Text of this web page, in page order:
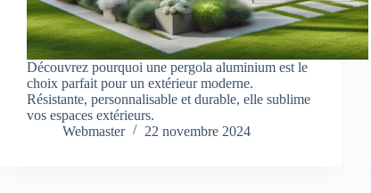
Découvrez pourquoi une pergola aluminium est le
choix parfait pour un extérieur moderne.
Résistante, personnalisable et durable, elle sublime
vos espaces extérieurs.
Webmaster
22 novembre 2024